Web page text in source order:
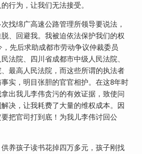
行为，让我们无法接受。
找绵广高速公路管理所领导要说法，
、回避我。我被迫依法保护我们的权
先后求助成都市劳动争议仲裁委员
法院、四川省成都市中级人民法院、
最高人民法院，而这些所谓的执法者
实，明目张胆的官官相护。在这8年时
出我儿李伟贪污的有效证据，致使问
决，让我耗费了大量的维权成本。因
把官司打到底！为我儿李伟讨回公
养孩子读书花掉四万多元，孩子刚找